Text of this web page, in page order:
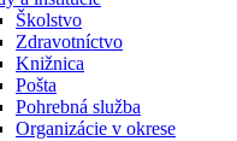
Školstvo
Zdravotníctvo
Knižnica
Pošta
Pohrebná služba
Organizácie v okrese